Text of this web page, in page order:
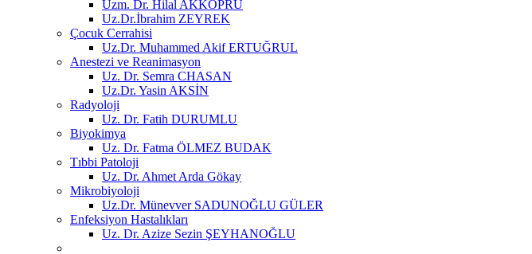
Uzm. Dr. Hilal AKKÖPRÜ
Uz.Dr.İbrahim ZEYREK
Çocuk Cerrahisi
Uz.Dr. Muhammed Akif ERTUĞRUL
Anestezi ve Reanimasyon
Uz. Dr. Semra CHASAN
Uz.Dr. Yasin AKSİN
Radyoloji
Uz. Dr. Fatih DURUMLU
Biyokimya
Uz. Dr. Fatma ÖLMEZ BUDAK
Tıbbi Patoloji
Uz. Dr. Ahmet Arda Gökay
Mikrobiyoloji
Uz.Dr. Münevver SADUNOĞLU GÜLER
Enfeksiyon Hastalıkları
Uz. Dr. Azize Sezin ŞEYHANOĞLU